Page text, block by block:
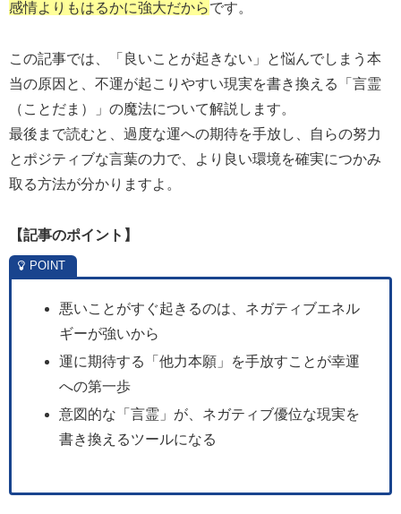
感情よりもはるかに強大だからです。
この記事では、「良いことが起きない」と悩んでしまう本
当の原因と、不運が起こりやすい現実を書き換える「言霊
（ことだま）」の魔法について解説します。
最後まで読むと、過度な運への期待を手放し、自らの努力
とポジティブな言葉の力で、より良い環境を確実につかみ
取る方法が分かりますよ。
【記事のポイント 】
悪いことがすぐ起きるのは、ネガティブエネル
ギーが強いから
運に期待する「他力本願」を手放すことが幸運
への第一歩
意図的な「言霊」が、ネガティブ優位な現実を
書き換えるツールになる